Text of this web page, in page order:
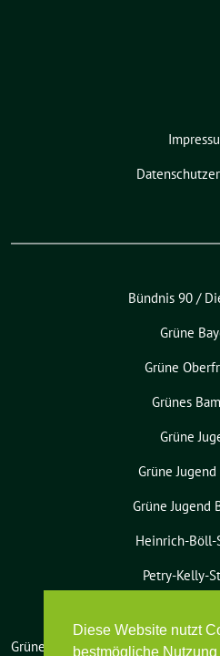
Bündnis 90 /
Grüne
Grüne
Grünes
Grüne
Grüne
Grüne Jugend
Heinrich-
Petry-Kelly-
Grüne Bamberg-Land benutzt das
Diese Website nutzt
bestmögliche